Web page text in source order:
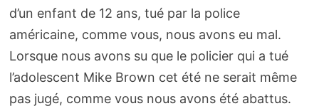
d’un enfant de 12 ans, tué par la police
américaine, comme vous, nous avons eu mal.
Lorsque nous avons su que le policier qui a tué
l’adolescent Mike Brown cet été ne serait même
pas jugé, comme vous nous avons été abattus.